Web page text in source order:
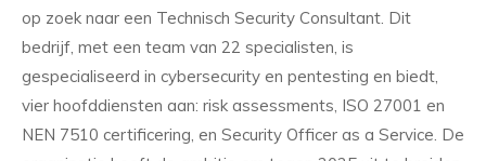
op zoek naar een Technisch Security Consultant. Dit
bedrijf, met een team van 22 specialisten, is
gespecialiseerd in cybersecurity en pentesting en biedt,
vier hoofddiensten aan: risk assessments, ISO 27001 en
NEN 7510 certificering, en Security Officer as a Service. De